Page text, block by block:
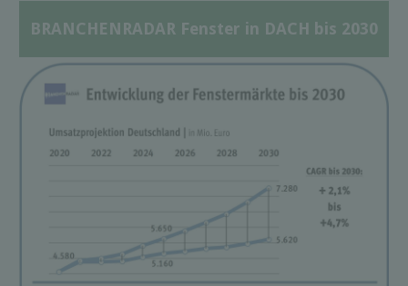
BRANCHENRADAR Fenster in DACH bis 2030